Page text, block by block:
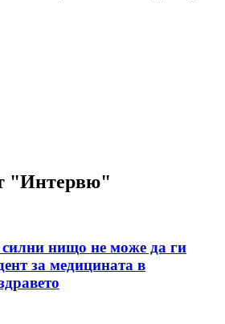
силни нищо не може да ги
за медицината в